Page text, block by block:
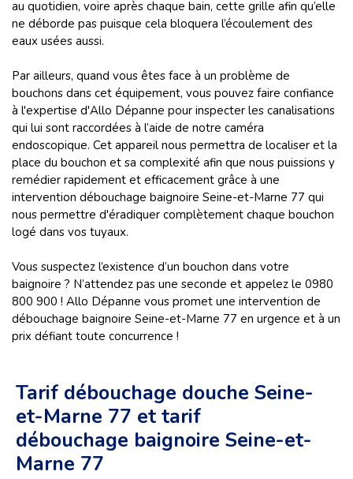
au quotidien, voire après chaque bain, cette grille afin qu’elle
ne déborde pas puisque cela bloquera l’écoulement des
eaux usées aussi.
Par ailleurs, quand vous êtes face à un problème de
bouchons dans cet équipement, vous pouvez faire confiance
à l'expertise d'Allo Dépanne pour inspecter les canalisations
qui lui sont raccordées à l’aide de notre caméra
endoscopique. Cet appareil nous permettra de localiser et la
place du bouchon et sa complexité afin que nous puissions y
remédier rapidement et efficacement grâce à une
intervention débouchage baignoire Seine-et-Marne 77 qui
nous permettre d'éradiquer complètement chaque bouchon
logé dans vos tuyaux.
Vous suspectez l’existence d’un bouchon dans votre
baignoire ? N’attendez pas une seconde et appelez le 0980
800 900 ! Allo Dépanne vous promet une intervention de
débouchage baignoire Seine-et-Marne 77 en urgence et à un
prix défiant toute concurrence !
Tarif débouchage douche Seine-
et-Marne 77 et tarif
débouchage baignoire Seine-et-
Marne 77